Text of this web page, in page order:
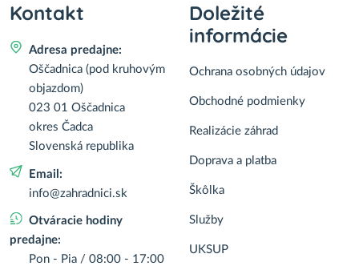
Kontakt
Adresa predajne:
Oščadnica (pod kruhovým
objazdom)
023 01 Oščadnica
okres Čadca
Slovenská republika
Email:
info@zahradnici.sk
Otváracie hodiny
predajne:
Pon - Pia / 08:00 - 17:00
Doležité
informácie
Ochrana osobných údajov
Obchodné podmienky
Realizácie záhrad
Doprava a platba
Škôlka
Služby
UKSUP